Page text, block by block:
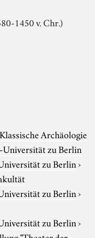
1450 v. Chr.)
Klassische Archäologie
zu Berlin
zu Berlin›
zu Berlin›
zu Berlin›